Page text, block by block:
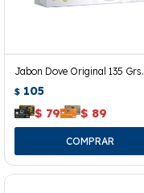
Jabon Dove Original 135 Grs.
$ 105
$ 79 $ 89